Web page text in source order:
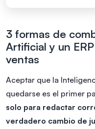
3 formas de
Artificial y un
ventas
Aceptar que la
quedarse es el primer
solo para redactar
verdadero cambio de